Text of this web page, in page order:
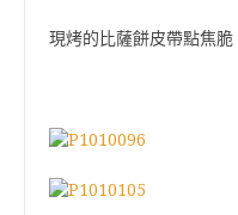
現烤的 比薩餅皮帶點焦脆